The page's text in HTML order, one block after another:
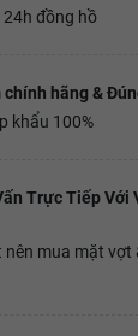
đồng hồ
chính hãng &
khẩu 100%
Trực Tiếp Với
nên mua mặt vợt